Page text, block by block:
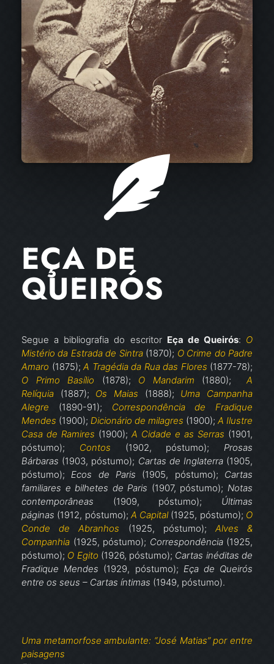
EÇA DE
QUEIRÓS
Segue a bibliografia do escritor Eça de Queirós: O
Mistério da Estrada de Sintra(1870); O Crime do Padre
Amaro (1875); A Tragédia da Rua das Flores (1877-78);
O Primo Basílio (1878); O Mandarim (1880); A
Relíquia (1887); Os Maias (1888); Uma Campanha
Alegre (1890-91); Correspondência de Fradique
Mendes (1900); Dicionário de milagres (1900); A Ilustre
Casa de Ramires (1900); A Cidade e as Serras (1901,
póstumo); Contos (1902, póstumo); Prosas
Bárbaras (1903, póstumo); Cartas de Inglaterra(1905,
póstumo); Ecos de Paris (1905, póstumo); Cartas
familiares e bilhetes de Paris (1907, póstumo);Notas
contemporâneas (1909, póstumo); Últimas
páginas (1912, póstumo); A Capital(1925, póstumo); O
Conde de Abranhos (1925, póstumo); Alves &
Companhia (1925, póstumo); Correspondência(1925,
póstumo); O Egito (1926, póstumo); Cartas inéditas de
Fradique Mendes (1929, póstumo); Eça de Queirós
entre os seus – Cartas íntimas (1949, póstumo).
Uma metamorfose ambulante: “José Matias” por entre
paisagens